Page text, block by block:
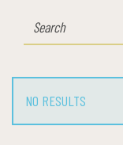
SEARCH
NO RESULTS